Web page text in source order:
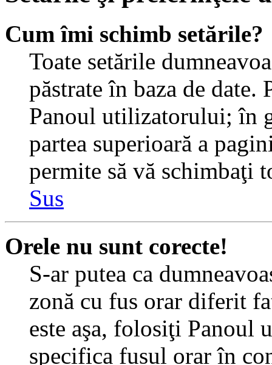
Cum îmi schimb setările?
Toate setările
păstrate în baza de
Panoul utilizatorului; în
partea superioară a
permite să vă schimbaţi
Sus
Orele nu sunt corecte!
S-ar putea ca
zonă cu fus orar diferit
este aşa, folosiţi Panoul
specifica fusul orar în